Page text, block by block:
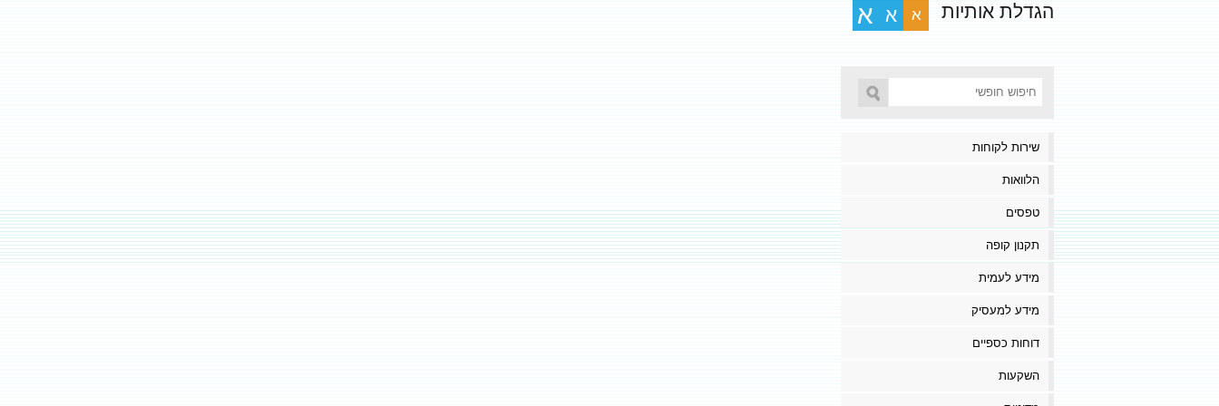
הגדלת אותיות א א א
שירות לקוחות
הלוואות
טפסים
תקנון קופה
מידע לעמית
מידע למעסיק
דוחות כספיים
השקעות